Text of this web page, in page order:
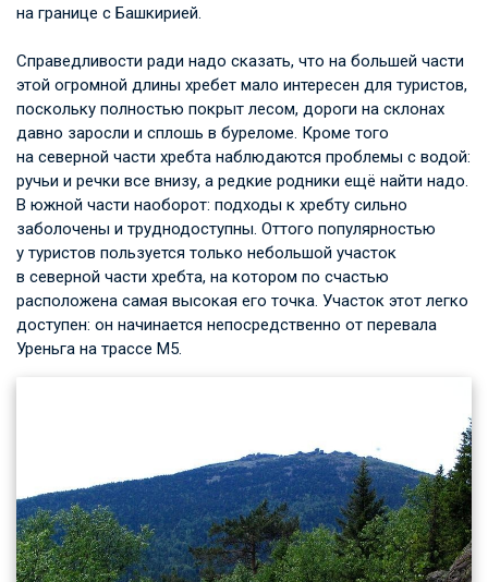
на границе с Башкирией.
Справедливости ради надо сказать, что на большей части
этой огромной длины хребет мало интересен для туристов,
поскольку полностью покрыт лесом, дороги на склонах
давно заросли и сплошь в буреломе. Кроме того
на северной части хребта наблюдаются проблемы с водой:
ручьи и речки все внизу, а редкие родники ещё найти надо.
В южной части наоборот: подходы к хребту сильно
заболочены и труднодоступны. Оттого популярностью
у туристов пользуется только небольшой участок
в северной части хребта, на котором по счастью
расположена самая высокая его точка. Участок этот легко
доступен: он начинается непосредственно от перевала
Уреньга на трассе М5.